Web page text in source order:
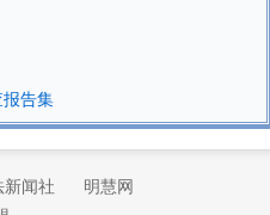
告集
闻社
明慧网